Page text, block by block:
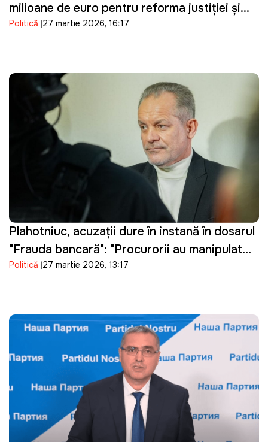
milioane de euro pentru reforma justiției și
consolidarea procesului de vetting
Politică 27 martie 2026, 16:17
Plahotniuc, acuzații dure în instanță în dosarul
"Frauda bancară": "Procurorii au manipulat
probele"
Politică 27 martie 2026, 13:17